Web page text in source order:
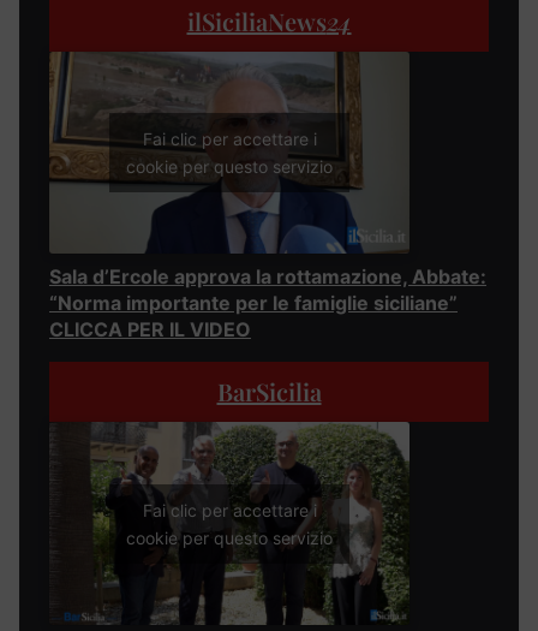
ilSiciliaNews24
Fai clic per accettare i
cookie per questo servizio
Sala d’Ercole approva la rottamazione, Abbate:
“Norma importante per le famiglie siciliane”
CLICCA PER IL VIDEO
BarSicilia
Fai clic per accettare i
cookie per questo servizio